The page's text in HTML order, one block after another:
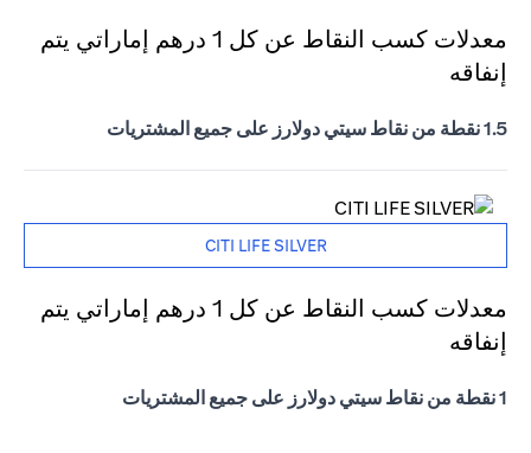
معدلات كسب النقاط عن كل 1 درهم إماراتي يتم
إنفاقه
1.5 نقطة من نقاط سيتي دولارز على جميع المشتريات
CITI LIFE SILVER
معدلات كسب النقاط عن كل 1 درهم إماراتي يتم
إنفاقه
1 نقطة من نقاط سيتي دولارز على جميع المشتريات